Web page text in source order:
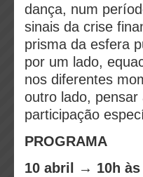
dança, num
sinais da crise
prisma da esfera
por um lado,
nos diferentes
outro lado,
participação
PROGRAMA
10 abril → 10h às